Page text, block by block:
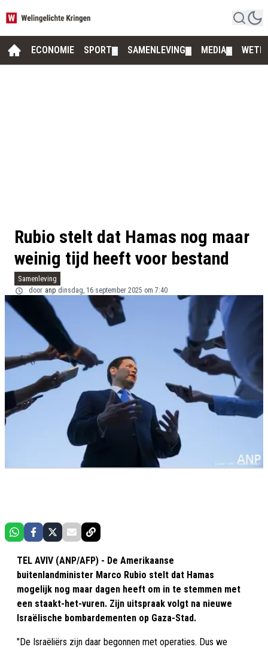
ECONOMIE SPORT SAMENLEVING MEDIA
Rubio stelt dat Hamas nog maar
weinig tijd heeft voor bestand
Samenleving
door anp dinsdag, 16 september 2025 om 7:40
TEL AVIV (ANP/AFP) - De Amerikaanse
buitenlandminister Marco Rubio stelt dat Hamas
mogelijk nog maar dagen heeft om in te stemmen met
een staakt-het-vuren. Zijn uitspraak volgt na nieuwe
Israëlische bombardementen op Gaza-Stad.
"De Israëliërs zijn daar begonnen met operaties. Dus we